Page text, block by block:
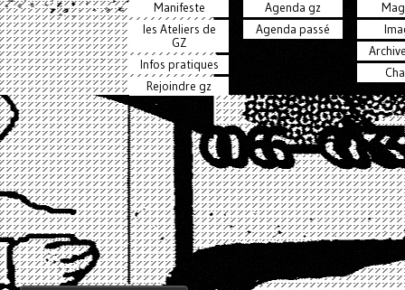
Manifeste
les Ateliers de
GZ
Infos pratiques
Rejoindre gz
Agenda gz
Agenda passé